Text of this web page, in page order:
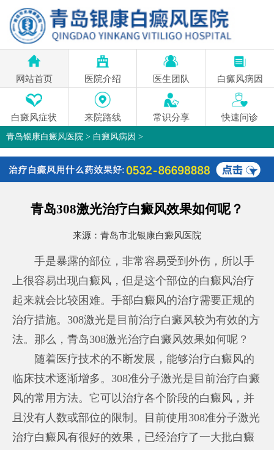
网站首页 医院介绍 医生团队 白癜风病因
白癜风症状 来院路线 常识分享 快速问诊
青岛银康白癜风医院 > 白癜风病因 >
青岛308激光治疗白癜风效果如何呢？
来源： 青岛市北银康白癜风医院
手是暴露的部位，非常容易受到外伤，所以手
上很容易出现白癜风，但是这个部位的白癜风治疗
起来就会比较困难。手部白癜风的治疗需要正规的
治疗措施。308激光是目前治疗白癜风较为有效的方
法。那么，青岛308激光治疗白癜风效果如何呢？
随着医疗技术的不断发展，能够治疗白癜风的
临床技术逐渐增多。308准分子激光是目前治疗白癜
风的常用方法。它可以治疗各个阶段的白癜风，并
且没有人数或部位的限制。目前使用308准分子激光
治疗白癜风有很好的效果，已经治疗了一大批白癜